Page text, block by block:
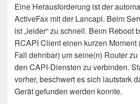
Eine Herausforderung ist der
ActiveFax mit der Lancapi. Beim
ist „leider“ zu schnell. Beim Reboot
RCAPI Client einen kurzen Moment
Fall dehnbar) um seine(n) Router
den CAPI-Diensten zu verbinden.
vorher, beschwert es sich lautstark
Gerät gefunden werden konnte.